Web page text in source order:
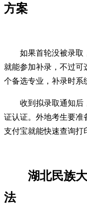
方案
如果首轮没被录取
就能参加补录，不过可
个备选专业，补录时系
收到拟录取通知后
证认证。外地考生要准
支付宝就能快速查询打
湖北民族
法